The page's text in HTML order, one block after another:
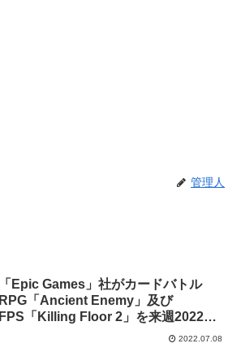
管理人
「Epic Games」社がカードバトル
RPG「Ancient Enemy」及び
FPS「Killing Floor 2」を来週2022年7
月14日終日までの1週間限定で無料配
2022.07.08